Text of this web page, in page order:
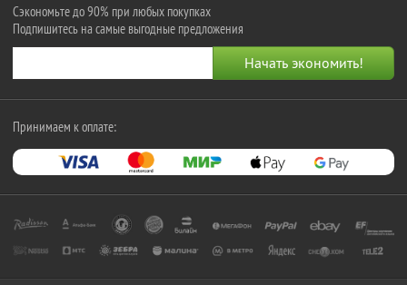
Сэкономьте до 90% при любых покупках
Подпишитесь на самые выгодные предложения
Принимаем к оплате: